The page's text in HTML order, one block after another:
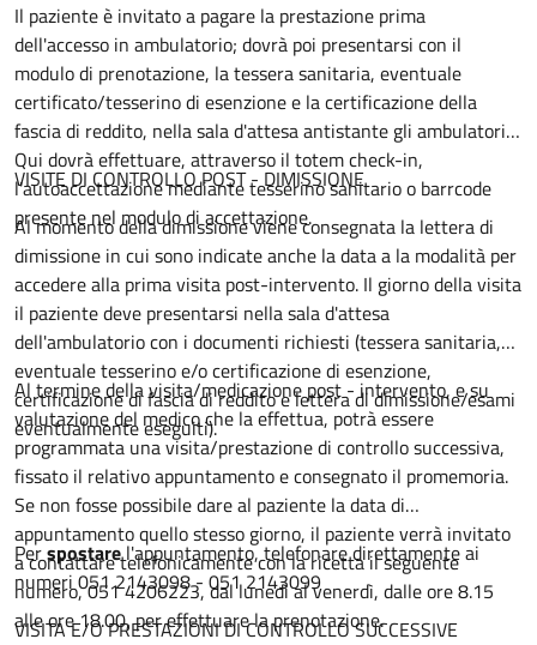
Il paziente è invitato a pagare la prestazione prima
dell'accesso in ambulatorio; dovrà poi presentarsi con il
modulo di prenotazione, la tessera sanitaria, eventuale
certificato/tesserino di esenzione e la certificazione della
fascia di reddito, nella sala d'attesa antistante gli ambulatori.
Qui dovrà effettuare, attraverso il totem check-in,
l'autoaccettazione mediante tesserino sanitario o barrcode
presente nel modulo di accettazione.
VISITE DI CONTROLLO POST - DIMISSIONE
Al momento della dimissione viene consegnata la lettera di
dimissione in cui sono indicate anche la data a la modalità per
accedere alla prima visita post-intervento. Il giorno della visita
il paziente deve presentarsi nella sala d'attesa
dell'ambulatorio con i documenti richiesti (tessera sanitaria,
eventuale tesserino e/o certificazione di esenzione,
certificazione di fascia di reddito e lettera di dimissione/esami
eventualmente eseguiti).
Al termine della visita/medicazione post - intervento, e su
valutazione del medico che la effettua, potrà essere
programmata una visita/prestazione di controllo successiva,
fissato il relativo appuntamento e consegnato il promemoria.
Se non fosse possibile dare al paziente la data di
appuntamento quello stesso giorno, il paziente verrà invitato
a contattare telefonicamente con la ricetta il seguente
numero, 051 4206223, dal lunedì al venerdì, dalle ore 8.15
alle ore 18.00, per effettuare la prenotazione.
Perspostarel'appuntamento, telefonare direttamente ai
numeri 051 2143098 - 051 2143099
VISITA E/O PRESTAZIONI DI CONTROLLO SUCCESSIVE